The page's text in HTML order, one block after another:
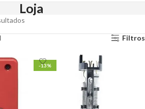
Loja
Filtros
-13%